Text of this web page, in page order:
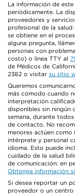
La información de
periódicamente. La
proveedores y
profesional de la
se obtiene en el
alguna pregunta,
personas con
costo) o línea TTY al
de Médicos de
2382 o visitar su sitio
Queremos
más cómodo cuando
interpretación
disponibles sin ningún
semana, durante
de contacto. No
menores actúen como
intérprete y personal
idioma. Esto puede
cuidado de la salud
de comunicación: en
Obtenga información
Si desea reportar un
proveedor o un centro